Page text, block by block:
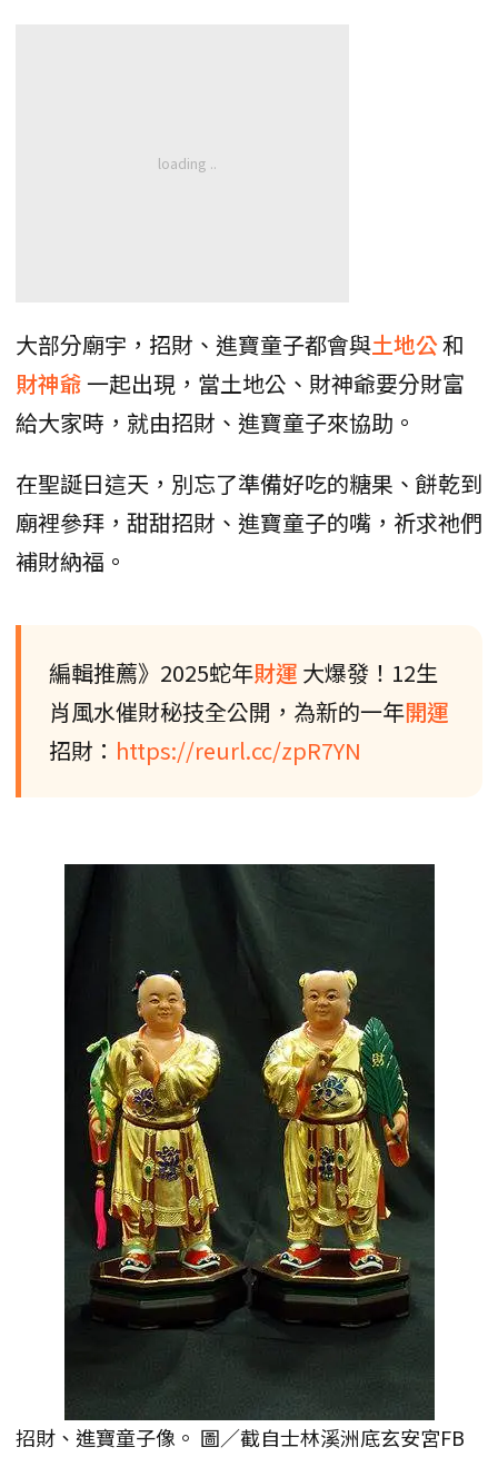
大部分廟宇，招財、進寶童子都會與土地公和
財神爺一起出現，當土地公、財神爺要分財富
給大家時，就由招財、進寶童子來協助。
在聖誕日這天，別忘了準備好吃的糖果、餅乾到
廟裡參拜，甜甜招財、進寶童子的嘴，祈求祂們
補財納福。
編輯推薦》2025蛇年財運 大爆發！12生
肖風水催財秘技全公開，為新的一年開運
招財： https://reurl.cc/zpR7YN
招財、進寶童子像。 圖／截自士林溪洲底玄安宮FB